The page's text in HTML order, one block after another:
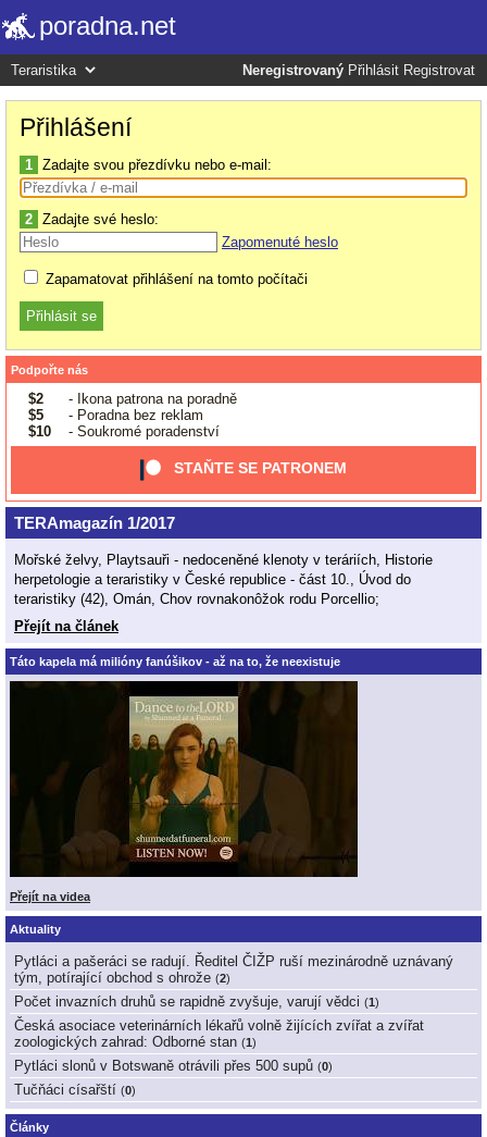
poradna.net
Neregistrovaný Přihlásit Registrovat
Přihlášení
1 Zadajte svou přezdívku nebo e-mail:
2 Zadajte své heslo:
Zapomenuté heslo
Zapamatovat přihlášení na tomto počítači
Podpořte nás
$2
- Ikona patrona na poradně
$5
- Poradna bez reklam
$10
- Soukromé poradenství
STAŇTE SE PATRONEM
TERAmagazín 1/2017
Mořské želvy, Playtsauři - nedoceněné klenoty v teráriích, Historie
herpetologie a teraristiky v České republice - část 10., Úvod do
teraristiky (42), Omán, Chov rovnakonôžok rodu Porcellio;
Přejít na článek
Táto kapela má milióny fanúšikov - až na to, že neexistuje
Přejít na videa
Aktuality
Pytláci a pašeráci se radují. Ředitel ČIŽP ruší mezinárodně uznávaný
tým, potírající obchod s ohrože (2)
Počet invazních druhů se rapidně zvyšuje, varují vědci (1)
Česká asociace veterinárních lékařů volně žijících zvířat a zvířat
zoologických zahrad: Odborné stan (1)
Pytláci slonů v Botswaně otrávili přes 500 supů (0)
Tučňáci císařští (0)
Články